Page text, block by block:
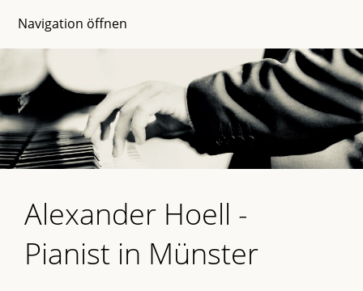
Navigation öffnen
Alexander Hoell -
Pianist in Münster